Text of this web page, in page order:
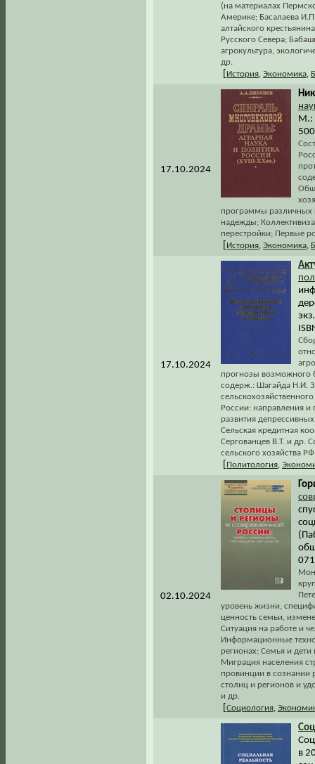
(на материалах
Америке; Басалаева
алтайского
Русского Севера;
агрокультура,
др.
История Экономика
17.10.2024
М.:
программы различных
надежды;
перестройки; Первые
История Экономика
17.10.2024
прогнозы возможного
содерж.: Шагайда Н.И.
России: направления
развития
Сельская кредитная
Сергованцев В.Т. и др.
сельского хозяйства
Политология
02.10.2024
уровень жизни,
ценность семьи,
Ситуация на работе и
Информационные
регионах; Семья и
Миграция населения
провинции в сознании
столиц и регионов и
и др.
Социология
в